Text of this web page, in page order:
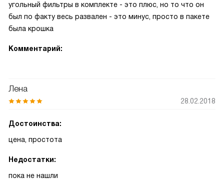
угольный фильтры в комплекте - это плюс, но то что он
был по факту весь развален - это минус, просто в пакете
была крошка
Комментарий:
Лена
28.02.2018
Достоинства:
цена, простота
Недостатки:
пока не нашли